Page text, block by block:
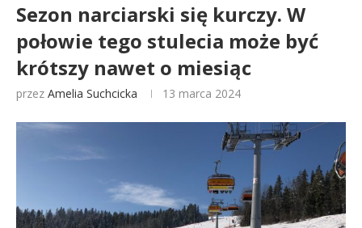
Sezon narciarski się kurczy. W
połowie tego stulecia może być
krótszy nawet o miesiąc
przez Amelia Suchcicka 13 marca 2024